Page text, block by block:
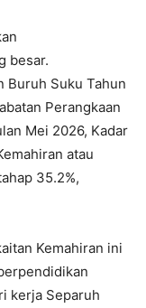
besar.
Buruh Suku Tahun
Perangkaan
Mei 2026, Kadar
atau
35.2%,
Kemahiran ini
kerja Separuh